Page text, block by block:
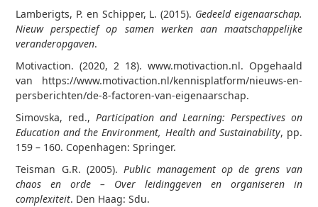
Lamberigts, P. en Schipper, L. (2015). Gedeeld eigenaarschap.
Nieuw perspectief op samen werken aan maatschappelijke
veranderopgaven.
Motivaction. (2020, 2 18). www.motivaction.nl. Opgehaald
van https://www.motivaction.nl/kennisplatform/nieuws-en-
persberichten/de-8-factoren-van-eigenaarschap.
Simovska, red.,Participation and Learning: Perspectives on
Education and the Environment, Health and Sustainability, pp.
159 – 160. Copenhagen: Springer.
Teisman G.R. (2005).Public management op de grens van
chaos en orde – Over leidinggeven en organiseren in
complexiteit. Den Haag: Sdu.